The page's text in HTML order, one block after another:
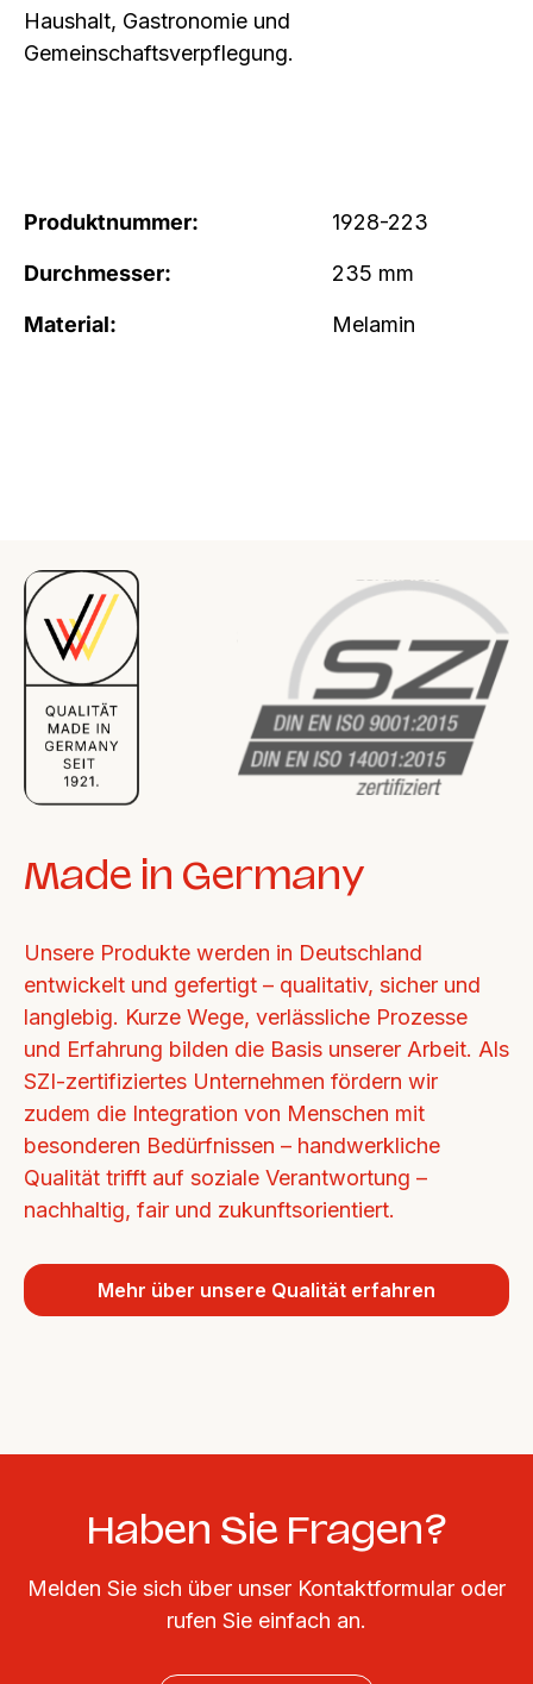
Haushalt, Gastronomie und
Gemeinschaftsverpflegung.
Produktnummer: 1928-223
Durchmesser: 235 mm
Material: Melamin
Made in Germany
Unsere Produkte werden in Deutschland
entwickelt und gefertigt – qualitativ, sicher und
langlebig. Kurze Wege, verlässliche Prozesse
und Erfahrung bilden die Basis unserer Arbeit. Als
SZI-zertifiziertes Unternehmen fördern wir
zudem die Integration von Menschen mit
besonderen Bedürfnissen – handwerkliche
Qualität trifft auf soziale Verantwortung –
nachhaltig, fair und zukunftsorientiert.
Mehr über unsere Qualität erfahren
Haben Sie Fragen?
Melden Sie sich über unser Kontaktformular oder
rufen Sie einfach an.